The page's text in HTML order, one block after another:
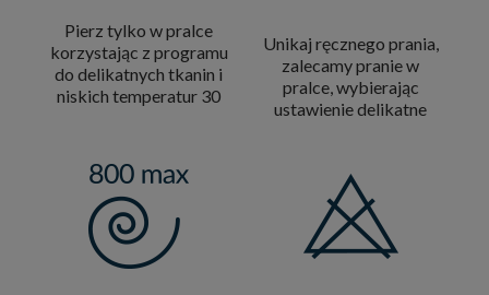
Pierz tylko w pralce
korzystając z programu
do delikatnych tkanin i
niskich temperatur 30
Unikaj ręcznego prania,
zalecamy pranie w
pralce, wybierając
ustawienie delikatne